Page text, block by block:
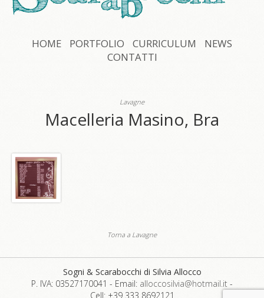
HOME PORTFOLIO CURRICULUM
NEWS
CONTATTI
Lavagne
Macelleria Masino, Bra
Torna a Lavagne
Sogni & Scarabocchi di Silvia Allocco
P. IVA: 03527170041 - Email: alloccosilvia@hotmail.it -
Cell: +39 333 8692121